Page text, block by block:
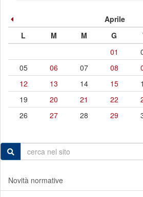
Aprile
L
M M G
01
05
06 07 08
12
13 14 15
19
20 21 22
26
27 28 29
Novità normative